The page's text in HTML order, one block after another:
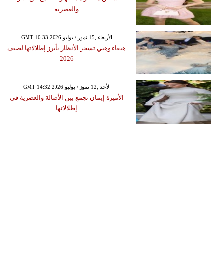
والعصرية
GMT 10:33 2026 الأربعاء ,15 تموز / يوليو
هيفاء وهبي تسحر الأنظار بأبرز إطلالاتها لصيف
2026
GMT 14:32 2026 الأحد ,12 تموز / يوليو
الأميرة إيمان تجمع بين الأصالة والعصرية في
إطلالاتها